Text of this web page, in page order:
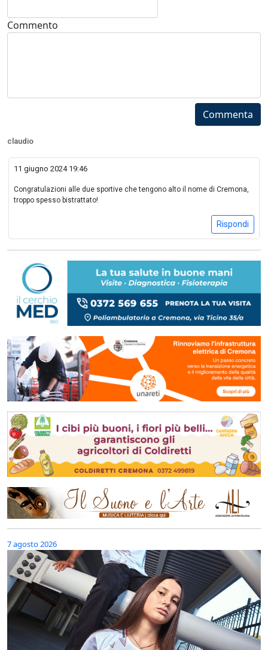
Commento
Commenta
claudio
11 giugno 2024 19:46
Congratulazioni alle due sportive che tengono alto il nome di Cremona,
troppo spesso bistrattato!
Rispondi
7 agosto 2026